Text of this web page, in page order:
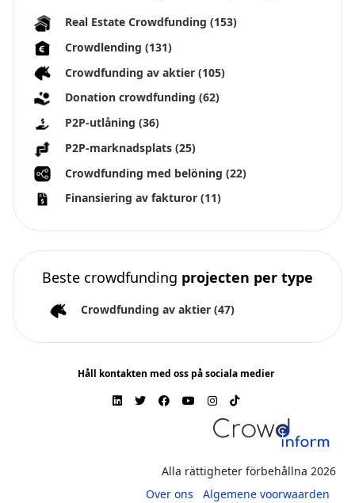
Real Estate Crowdfunding (153)
Crowdlending (131)
Crowdfunding av aktier (105)
Donation crowdfunding (62)
P2P-utlåning (36)
P2P-marknadsplats (25)
Crowdfunding med belöning (22)
Finansiering av fakturor (11)
Beste crowdfunding projecten per type
Crowdfunding av aktier (47)
Håll kontakten med oss på sociala medier
Alla rättigheter förbehållna 2026
Over ons
Algemene voorwaarden